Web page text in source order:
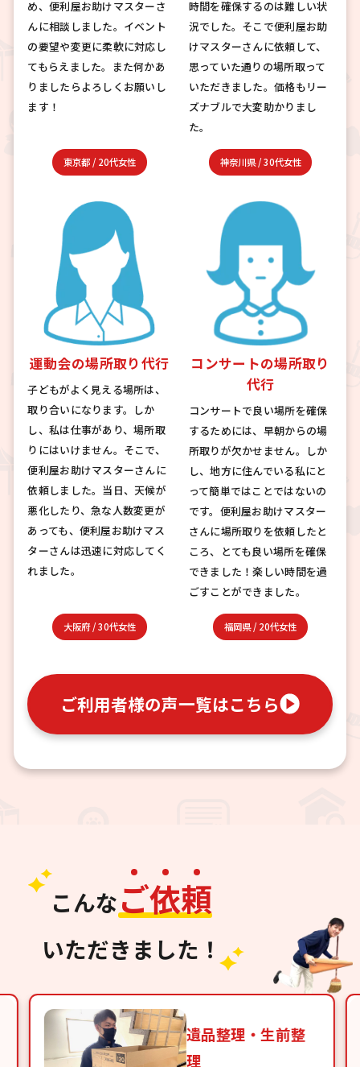
め、便利屋お助けマスターさ
んに相談しました。イベント
の要望や変更に柔軟に対応し
てもらえました。また何かあ
りましたらよろしくお願いし
ます！
東京都/ 20代女性
時間を確保するのは難しい状
況でした。そこで便利屋お助
けマスターさんに依頼して、
思っていた通りの場所取って
いただきました。価格もリー
ズナブルで大変助かりまし
た。
神奈川県/30代女性
運動会の場所取り代行
子どもがよく見える場所は、
取り合いになります。しか
し、私は仕事があり、場所取
りにはいけません。そこで、
便利屋お助けマスターさんに
依頼しました。当日、天候が
悪化したり、急な人数変更が
あっても、便利屋お助けマス
ターさんは迅速に対応してく
れました。
大阪府/30代女性
コンサートの場所取り
代行
コンサートで良い場所を確保
するためには、早朝からの場
所取りが欠かせません。しか
し、地方に住んでいる私にと
って簡単ではことではないの
です。便利屋お助けマスター
さんに場所取りを依頼したと
ころ、とても良い場所を確保
できました！楽しい時間を過
ごすことができました。
福岡県/ 20代女性
ご利用者様の声一覧はこちら
こんなご依頼
いただきました！
遺品整理・生前整
理